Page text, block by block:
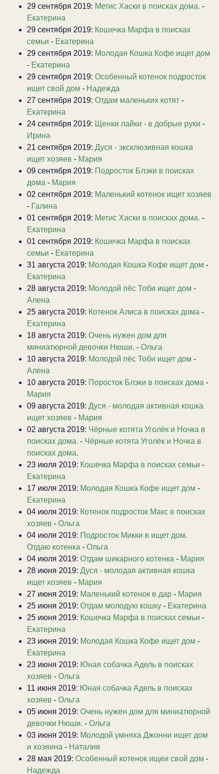
29 сентября 2019: Метис Хаски в поисках дома. -
Екатерина
29 сентября 2019: Кошечка Марфа в поисках
семьи - Екатерина
29 сентября 2019: Молодая Кошка Кофе ищет дом
- Екатерина
29 сентября 2019: Особенный котенок подросток
ищет свой дом - Надежда
27 сентября 2019: Отдам маленьких котят -
Екатерина
24 сентября 2019: Щенки лайки - в добрые руки -
Ирина
21 сентября 2019: Дуся - эксклюзивная кошка
ищет хозяев - Мария
09 сентября 2019: Подросток Блэки в поисках
дома - Мария
02 сентября 2019: Маленький котенок ищет хозяев
- Галина
01 сентября 2019: Метис Хаски в поисках дома. -
Екатерина
01 сентября 2019: Кошечка Марфа в поисках
семьи - Екатерина
31 августа 2019: Молодая Кошка Кофе ищет дом -
Екатерина
28 августа 2019: Молодой пёс Тоби ищет дом -
Алена
25 августа 2019: Котенок Алиса в поисках дома -
Екатерина
18 августа 2019: Очень нужен дом для
миниатюрной девочки Нюши. - Ольга
10 августа 2019: Молодой пёс Тоби ищет дом -
Алена
10 августа 2019: Поросток Блэки в поисках дома -
Мария
09 августа 2019: Дуся - молодая активная кошка
ищет хозяев - Мария
02 августа 2019: Чёрные котята Уголёк и Ночка в
поисках дома. - Чёрные котята Уголёк и Ночка в
поисках дома.
23 июля 2019: Кошечка Марфа в поисках семьи -
Екатерина
17 июля 2019: Молодая Кошка Кофе ищет дом -
Екатерина
04 июля 2019: Котенок подросток Макс в поисках
хозяев - Ольга
04 июля 2019: Подросток Микки в ищет дом.
Отдаю котенка - Ольга
04 июля 2019: Отдам шикарного котенка - Мария
28 июня 2019: Дуся - молодая активная кошка
ищет хозяев - Мария
27 июня 2019: Маленький котенок в дар - Мария
25 июня 2019: Отдам молодую кошку - Екатерина
25 июня 2019: Кошечка Марфа в поисках семьи -
Екатерина
23 июня 2019: Молодая Кошка Кофе ищет дом -
Екатерина
23 июня 2019: Юная собачка Адель в поисках
хозяев - Ольга
11 июня 2019: Юная собачка Адель в поисках
хозяев - Ольга
05 июня 2019: Очень нужен дом для миниатюрной
девочки Нюши. - Ольга
03 июня 2019: Молодой умняха Джонни ищет дом
и хозяина - Наталия
28 мая 2019: Особенный котенок ищеи свой дом -
Надежда